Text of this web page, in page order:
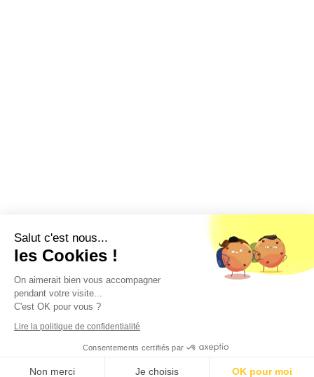
Salut c'est nous...
les Cookies !
On aimerait bien vous accompagner
pendant votre visite...
C'est OK pour vous ?
Lire la politique de confidentialité
Consentements certifiés par
Non merci Je choisis OK pour moi